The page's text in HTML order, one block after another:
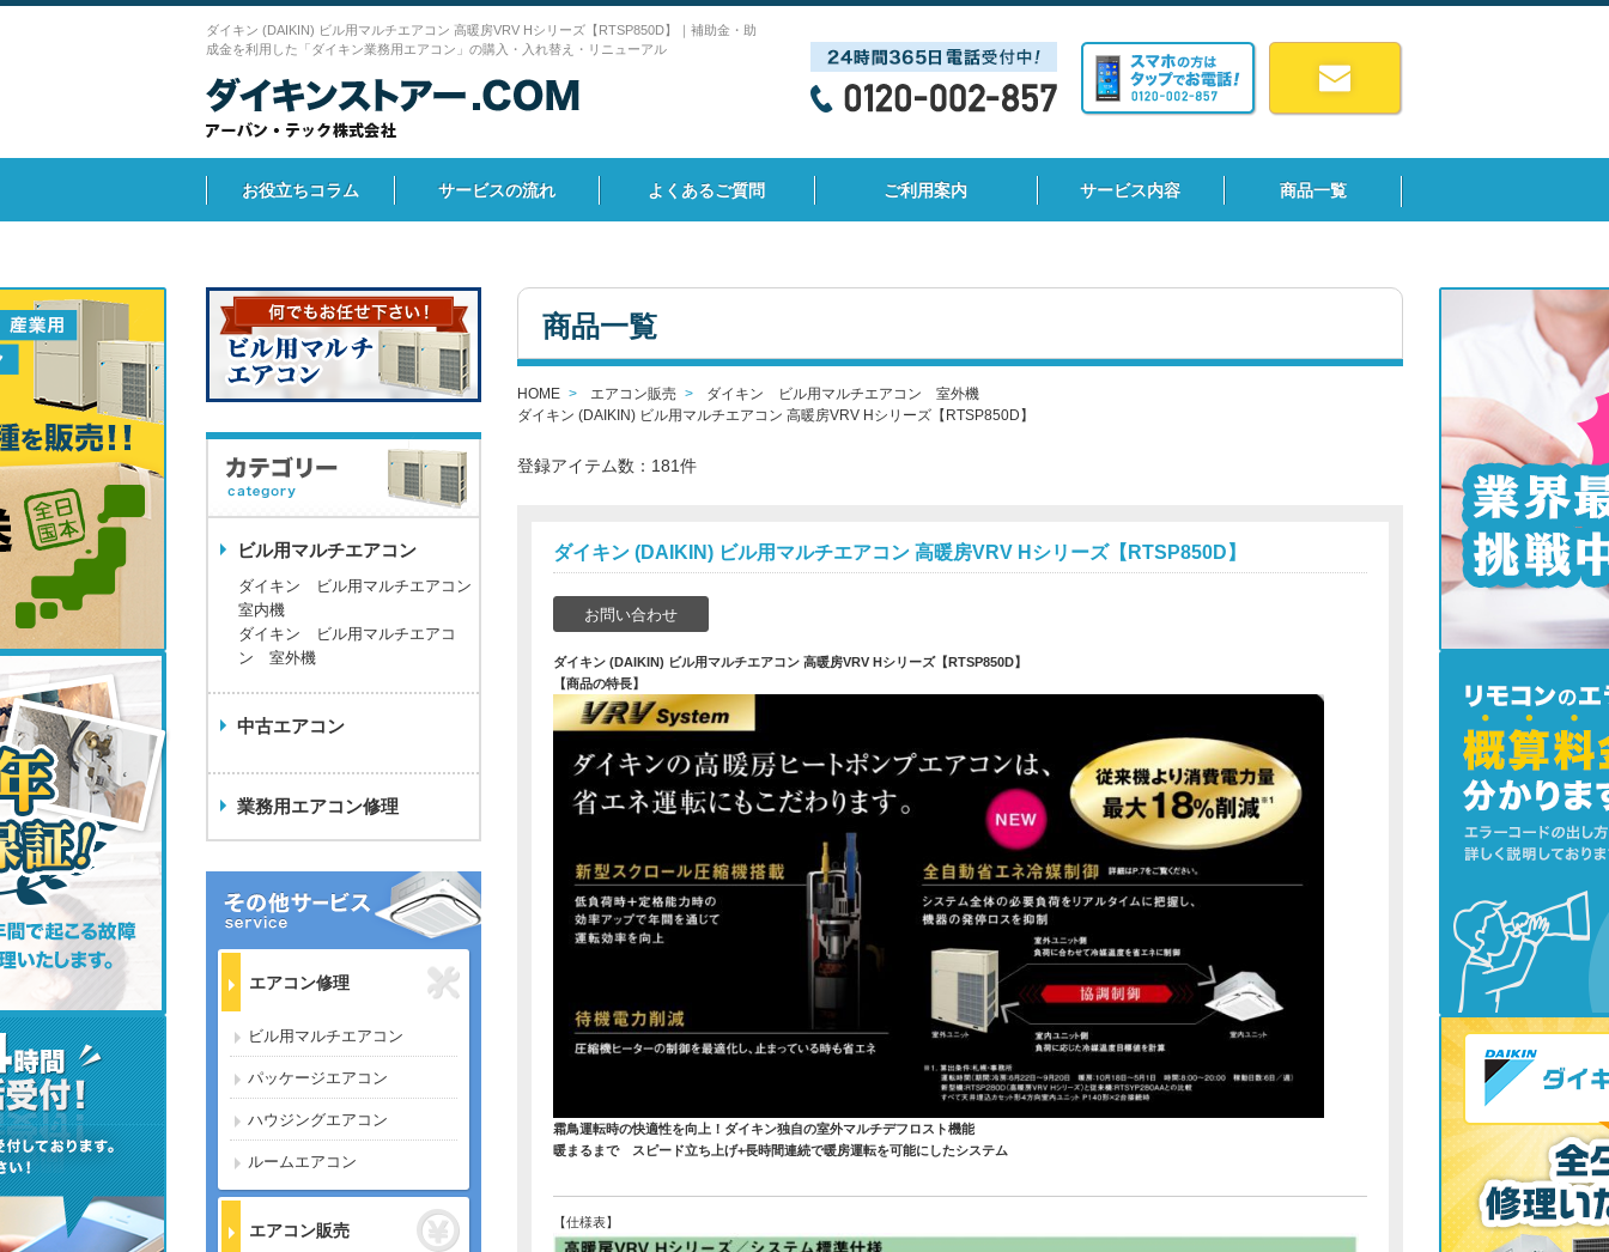
ダイキン (DAIKIN) ビル用マルチエアコン 高暖房VRV Hシリーズ【RTSP850D】｜補助金・助
成金を利用した「ダイキン業務用エアコン」の購入・入れ替え・リニューアル
お役立ちコラム サービスの流れ よくあるご質問 ご利用案内 サービス内容 商品一覧
商品一覧
HOME エアコン販売
ダイキン ビル用マルチエアコン 室外機
ダイキン (DAIKIN) ビル用マルチエアコン 高暖房VRV Hシリーズ【RTSP850D】
登録アイテム数：181件
ダイキン (DAIKIN) ビル用マルチエアコン 高暖房VRV Hシリーズ【RTSP850D】
お問い合わせ
ダイキン (DAIKIN) ビル用マルチエアコン 高暖房VRV Hシリーズ【RTSP850D】
【商品の特長】
霜鳥運転時の快適性を向上！ダイキン独自の室外マルチデフロスト機能
暖まるまで スピード立ち上げ+長時間連続で暖房運転を可能にしたシステム
【仕様表】
ビル用マルチエアコン
ダイキン ビル用マルチエアコン
室内機
ダイキン ビル用マルチエアコ
ン 室外機
中古エアコン
業務用エアコン修理
エアコン修理
ビル用マルチエアコン
パッケージエアコン
ハウジングエアコン
ルームエアコン
エアコン販売